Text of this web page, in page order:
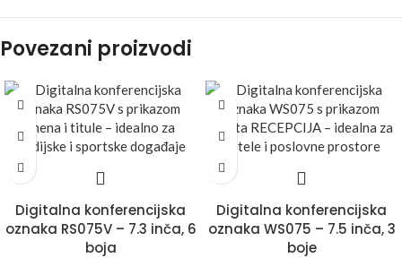
Povezani proizvodi
Digitalna konferencijska
oznaka RS075V – 7.3 inča, 6
boja
Digitalna konferencijska
oznaka WS075 – 7.5 inča, 3
boje